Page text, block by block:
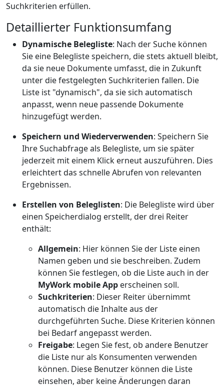
Suchkriterien erfüllen.
Detaillierter Funktionsumfang
Dynamische Belegliste: Nach der Suche können
Sie eine Belegliste speichern, die stets aktuell bleibt,
da sie neue Dokumente umfasst, die in Zukunft
unter die festgelegten Suchkriterien fallen. Die
Liste ist "dynamisch", da sie sich automatisch
anpasst, wenn neue passende Dokumente
hinzugefügt werden.
Speichern und Wiederverwenden: Speichern Sie
Ihre Suchabfrage als Belegliste, um sie später
jederzeit mit einem Klick erneut auszuführen. Dies
erleichtert das schnelle Abrufen von relevanten
Ergebnissen.
Erstellen von Beleglisten: Die Belegliste wird über
einen Speicherdialog erstellt, der drei Reiter
enthält:
Allgemein: Hier können Sie der Liste einen
Namen geben und sie beschreiben. Zudem
können Sie festlegen, ob die Liste auch in der
MyWork mobile App erscheinen soll.
Suchkriterien: Dieser Reiter übernimmt
automatisch die Inhalte aus der
durchgeführten Suche. Diese Kriterien können
bei Bedarf angepasst werden.
Freigabe: Legen Sie fest, ob andere Benutzer
die Liste nur als Konsumenten verwenden
können. Diese Benutzer können die Liste
einsehen, aber keine Änderungen daran